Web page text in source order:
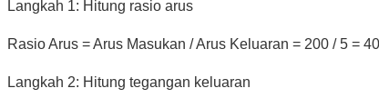
Langkah 1: Hitung rasio arus
Rasio Arus = Arus Masukan / Arus Keluaran = 200 / 5 = 40
Langkah 2: Hitung tegangan keluaran